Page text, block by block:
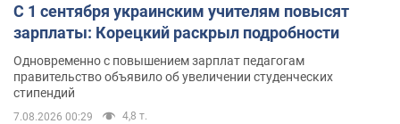
С 1 сентября украинским учителям повысят
зарплаты: Корецкий раскрыл подробности
Одновременно с повышением зарплат педагогам
правительство объявило об увеличении студенческих
стипендий
7.08.2026 00:29 4,8 т.